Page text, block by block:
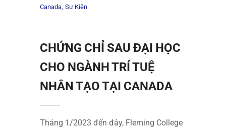
Canada Sự Kiện
CHỨNG CHỈ SAU ĐẠI HỌC
CHO NGÀNH TRÍ TUỆ
NHÂN TẠO TẠI CANADA
Tháng 1/2023 đến đây, Fleming College